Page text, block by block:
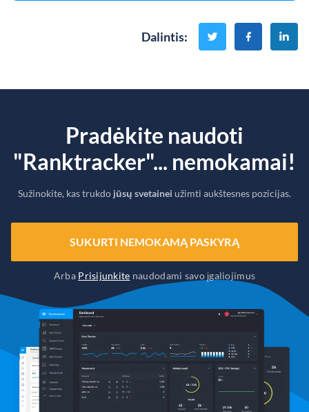
Dalintis:
Pradėkite naudoti
"Ranktracker"... nemokamai!
Sužinokite, kas trukdo jūsų svetainei užimti aukštesnes pozicijas.
SUKURTI NEMOKAMĄ PASKYRĄ
Arba Prisijunkite naudodami savo įgaliojimus